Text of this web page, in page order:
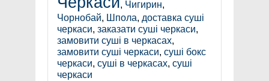
, Чигирин,
Чорнобай, Шпола, доставка суші
черкаси, заказати суші черкаси,
замовити суші в черкасах,
замовити суші черкаси, суші бокс
черкаси, суші в черкасах, суші
черкаси